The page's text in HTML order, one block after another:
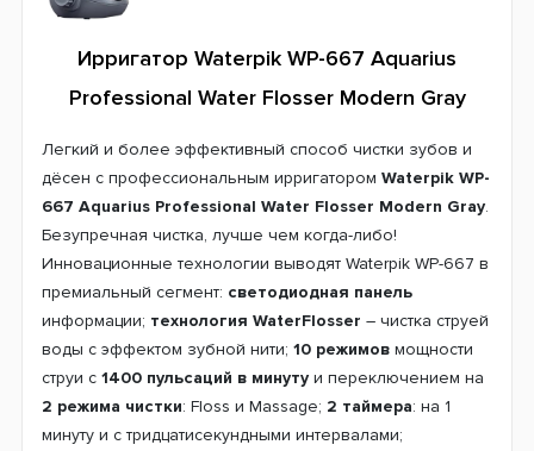
Ирригатор Waterpik WP-667 Aquarius
Professional Water Flosser Modern Gray
Легкий и более эффективный способ чистки зубов и
дёсен с профессиональным ирригатором Waterpik WP-
667 Aquarius Professional Water Flosser Modern Gray.
Безупречная чистка, лучше чем когда-либо!
Инновационные технологии выводят Waterpik WP-667 в
премиальный сегмент: светодиодная панель
информации; технология WaterFlosser – чистка струей
воды с эффектом зубной нити; 10 режимов мощности
струи с 1400 пульсаций в минуту и переключением на
2 режима чистки: Floss и Massage; 2 таймера: на 1
минуту и с тридцатисекундными интервалами;